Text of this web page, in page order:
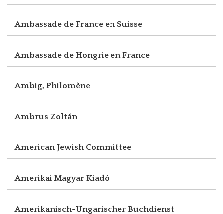
Ambassade de France en Suisse
Ambassade de Hongrie en France
Ambig, Philomène
Ambrus Zoltán
American Jewish Committee
Amerikai Magyar Kiadó
Amerikanisch-Ungarischer Buchdienst